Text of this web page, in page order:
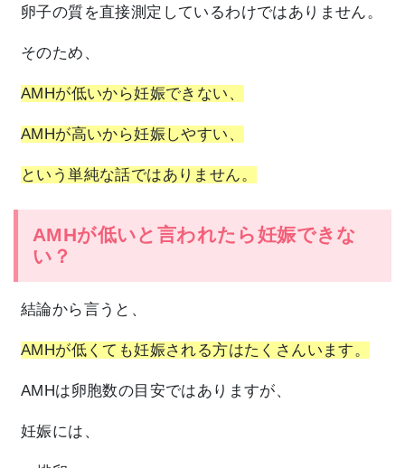
卵子の質を直接測定しているわけではありません。
そのため、
AMHが低いから妊娠できない、
AMHが高いから妊娠しやすい、
という単純な話ではありません。
AMHが低いと言われたら妊娠できな
い？
結論から言うと、
AMHが低くても妊娠される方はたくさんいます。
AMHは卵胞数の目安ではありますが、
妊娠には、